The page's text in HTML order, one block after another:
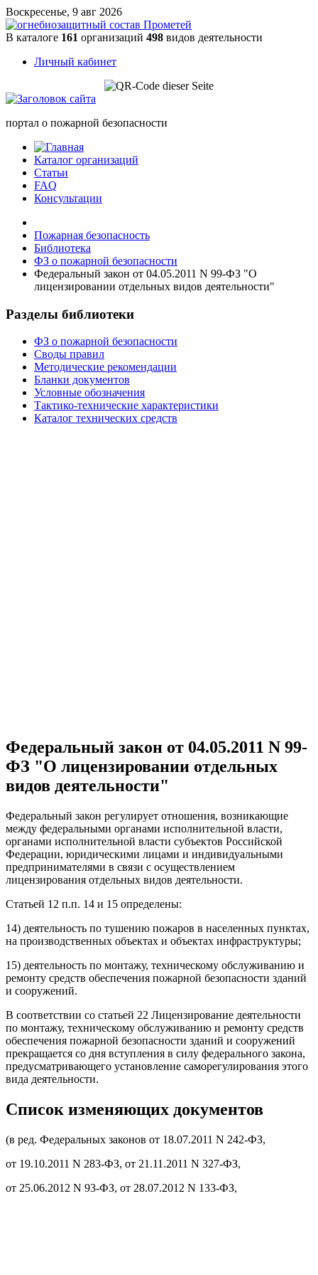
Воскресенье, 9 авг 2026
В каталоге 161 организаций 498 видов деятельности
Личный кабинет
портал о пожарной безопасности
Каталог организаций
Статьи
FAQ
Консультации
Пожарная безопасность
Библиотека
ФЗ о пожарной безопасности
Федеральный закон от 04.05.2011 N 99-ФЗ "О
лицензировании отдельных видов деятельности"
Разделы библиотеки
ФЗ о пожарной безопасности
Своды правил
Методические рекомендации
Бланки документов
Условные обозначения
Тактико-технические характеристики
Каталог технических средств
Федеральный закон от 04.05.2011 N 99-
ФЗ "О лицензировании отдельных
видов деятельности"
Федеральный закон регулирует отношения, возникающие
между федеральными органами исполнительной власти,
органами исполнительной власти субъектов Российской
Федерации, юридическими лицами и индивидуальными
предпринимателями в связи с осуществлением
лицензирования отдельных видов деятельности.
Статьей 12 п.п. 14 и 15 определены:
14) деятельность по тушению пожаров в населенных пунктах,
на производственных объектах и объектах инфраструктуры;
15) деятельность по монтажу, техническому обслуживанию и
ремонту средств обеспечения пожарной безопасности зданий
и сооружений.
В соответствии со статьей 22 Лицензирование деятельности
по монтажу, техническому обслуживанию и ремонту средств
обеспечения пожарной безопасности зданий и сооружений
прекращается со дня вступления в силу федерального закона,
предусматривающего установление саморегулирования этого
вида деятельности.
Список изменяющих документов
(в ред. Федеральных законов от 18.07.2011 N 242-ФЗ,
от 19.10.2011 N 283-ФЗ, от 21.11.2011 N 327-ФЗ,
от 25.06.2012 N 93-ФЗ, от 28.07.2012 N 133-ФЗ,